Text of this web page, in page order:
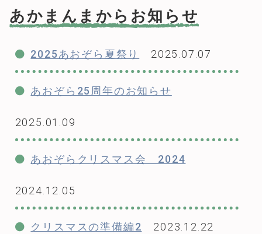
あかまんまからお知らせ
2025あおぞら夏祭り 2025.07.07
あおぞら25周年のお知らせ
2025.01.09
あおぞらクリスマス会 2024
2024.12.05
クリスマスの準備編2 2023.12.22